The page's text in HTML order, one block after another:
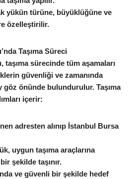
yükün türüne, büyüklüğüne ve
özelleştirilir.
Taşıma Süreci
taşıma sürecinde tüm aşamaları
güvenliği ve zamanında
göz önünde bulundurulur. Taşıma
içerir:
adresten alınıp İstanbul Bursa
uygun taşıma araçlarına
şekilde taşınır.
ve güvenli bir şekilde hedef